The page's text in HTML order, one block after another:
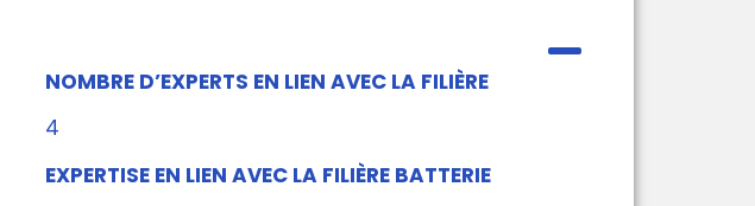
NOMBRE D’EXPERTS EN LIEN AVEC LA FILIÈRE
4
EXPERTISE EN LIEN AVEC LA FILIÈRE BATTERIE